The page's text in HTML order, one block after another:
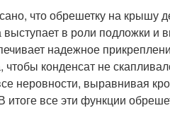
что обрешетку на крышу
в роли подложки и
надежное
чтобы конденсат не
неровности, выравнивая
итоге все эти функции